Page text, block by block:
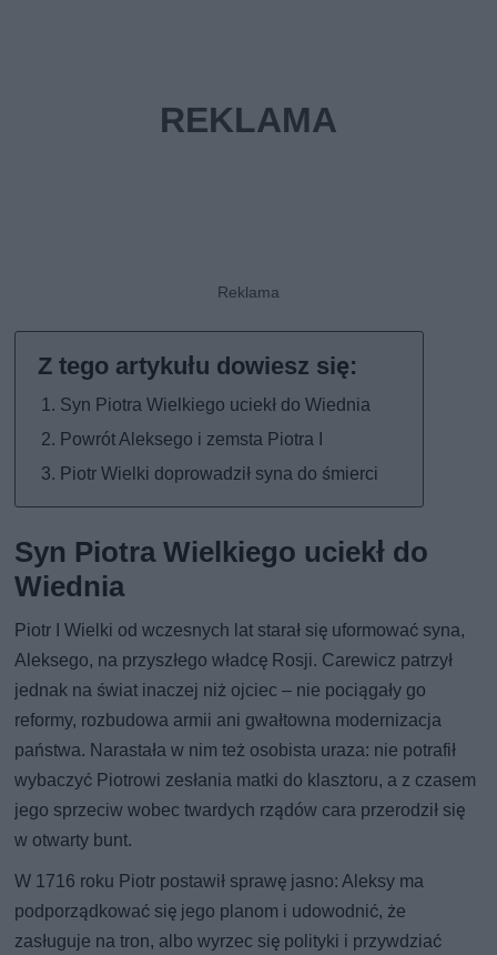
Syn Piotra Wielkiego uciekł do Wiednia
Powrót Aleksego i zemsta Piotra I
Piotr Wielki doprowadził syna do śmierci
Syn Piotra Wielkiego uciekł do
Wiednia
Piotr I Wielki od wczesnych lat starał się uformować syna,
Aleksego, na przyszłego władcę Rosji. Carewicz patrzył
jednak na świat inaczej niż ojciec – nie pociągały go
reformy, rozbudowa armii ani gwałtowna modernizacja
państwa. Narastała w nim też osobista uraza: nie potrafił
wybaczyć Piotrowi zesłania matki do klasztoru, a z czasem
jego sprzeciw wobec twardych rządów cara przerodził się
w otwarty bunt.
W 1716 roku Piotr postawił sprawę jasno: Aleksy ma
podporządkować się jego planom i udowodnić, że
zasługuje na tron, albo wyrzec się polityki i przywdziać